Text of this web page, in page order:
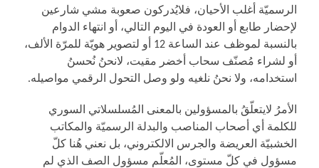
الرسميّة أغلب الأحيان، فلايُدركون صعوبة مشي شارعين
لإحضار طابع أو العودة في اليوم التالي، أو انتهاء الدوام
بالنسبة لموظف عند الساعة 12 أو لتصوير هويّة للمرّة الألف،
أو لشراء مُصنّف سحاب أخضر مقيت، لانحنُ نُحسنُ
استخدامه، ولا نحنُ نلغيه ولو وصل التحول الرقمي مواصيله.
الأمرُ لايتعلّقُ بالمسؤولين بالمعنى المُسلسلاتي السوري
للكلمة أي أصحاب المناصب والبدلة الرسميّة والمكاتب
الخشبيّة العريضة والجرس الالكتروني، بل نعني هُنا كلّ
مسؤول في كلّ مستوى، المُعلّم مسؤول الصف الذي لم